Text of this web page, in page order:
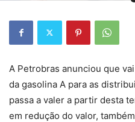
A Petrobras anunciou que
da gasolina A para as
passa a valer a partir desta
em redução do valor,